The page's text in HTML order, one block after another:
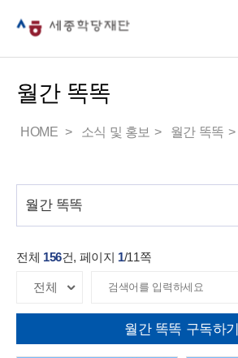
월간 똑똑
HOME 소식 및 홍보 월간 똑똑
전체 156건, 페이지 1/11쪽
월간 똑똑 구독하기